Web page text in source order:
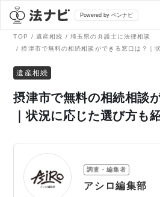
Powered by ベンナビ
全て
刑事事件
弁護士を探す
AI Search Premium
TOP 遺産相続
埼玉県の弁護士に法律相談
遺産相続
摂津市で無料の相続相談
｜状況に応じた選び方も
調査・編集者
アシロ編集部